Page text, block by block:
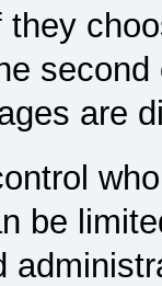
they
are
be